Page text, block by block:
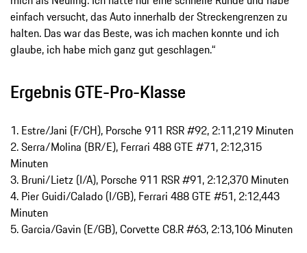
einfach versucht, das Auto innerhalb der Streckengrenzen zu
halten. Das war das Beste, was ich machen konnte und ich
glaube, ich habe mich ganz gut geschlagen.“
Ergebnis GTE-Pro-Klasse
1. Estre/Jani (F/CH), Porsche 911 RSR #92, 2:11,219 Minuten
2. Serra/Molina (BR/E), Ferrari 488 GTE #71, 2:12,315
Minuten
3. Bruni/Lietz (I/A), Porsche 911 RSR #91, 2:12,370 Minuten
4. Pier Guidi/Calado (I/GB), Ferrari 488 GTE #51, 2:12,443
Minuten
5. Garcia/Gavin (E/GB), Corvette C8.R #63, 2:13,106 Minuten